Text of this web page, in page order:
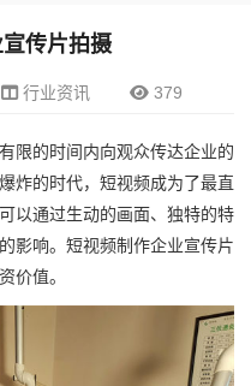
传片拍摄
行业资讯 379
限的时间内向观众传达企业的
炸的时代，短视频成为了最直
以通过生动的画面、独特的特
影响。短视频制作企业宣传片
价值。